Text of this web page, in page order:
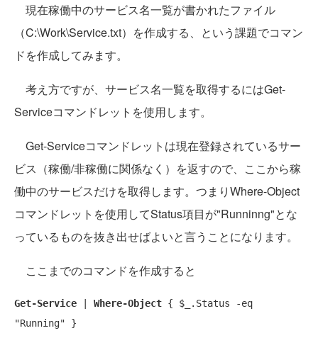
現在稼働中のサービス名一覧が書かれたファイル
（C:\Work\Service.txt）を作成する、という課題でコマン
ドを作成してみます。
考え方ですが、サービス名一覧を取得するにはGet-
Serviceコマンドレットを使用します。
Get-Serviceコマンドレットは現在登録されているサー
ビス（稼働/非稼働に関係なく）を返すので、ここから稼
働中のサービスだけを取得します。つまりWhere-Object
コマンドレットを使用してStatus項目が"Runninng"とな
っているものを抜き出せばよいと言うことになります。
ここまでのコマンドを作成すると
Get-Service Where-Object { $_.Status -eq
"Running" }